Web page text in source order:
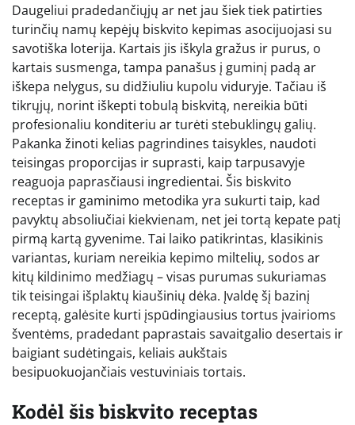
Daugeliui pradedančiųjų ar net jau šiek tiek patirties
turinčių namų kepėjų biskvito kepimas asocijuojasi su
savotiška loterija. Kartais jis iškyla gražus ir purus, o
kartais susmenga, tampa panašus į guminį padą ar
iškepa nelygus, su didžiuliu kupolu viduryje. Tačiau iš
tikrųjų, norint iškepti tobulą biskvitą, nereikia būti
profesionaliu konditeriu ar turėti stebuklingų galių.
Pakanka žinoti kelias pagrindines taisykles, naudoti
teisingas proporcijas ir suprasti, kaip tarpusavyje
reaguoja paprasčiausi ingredientai. Šis biskvito
receptas ir gaminimo metodika yra sukurti taip, kad
pavyktų absoliučiai kiekvienam, net jei tortą kepate patį
pirmą kartą gyvenime. Tai laiko patikrintas, klasikinis
variantas, kuriam nereikia kepimo miltelių, sodos ar
kitų kildinimo medžiagų – visas purumas sukuriamas
tik teisingai išplaktų kiaušinių dėka. Įvaldę šį bazinį
receptą, galėsite kurti įspūdingiausius tortus įvairioms
šventėms, pradedant paprastais savaitgalio desertais ir
baigiant sudėtingais, keliais aukštais
besipuokuojančiais vestuviniais tortais.
Kodėl šis biskvito receptas